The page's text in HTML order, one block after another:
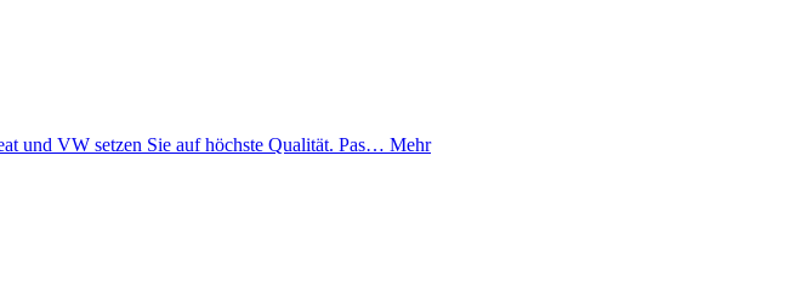
und VW setzen Sie auf höchste Qualität. Pas… Mehr